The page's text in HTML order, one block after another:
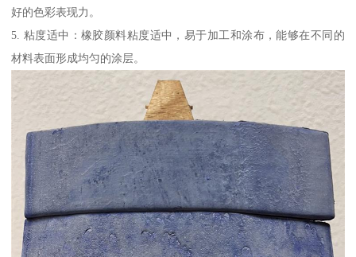
好的色彩表现力。
5. 粘度适中：橡胶颜料粘度适中，易于加工和涂布，能够在不同的
材料表面形成均匀的涂层。